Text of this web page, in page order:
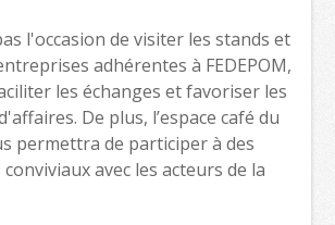
l'occasion de visiter les stands et
adhérentes à FEDEPOM,
les échanges et favoriser les
De plus, l’espace café du
permettra de participer à des
avec les acteurs de la